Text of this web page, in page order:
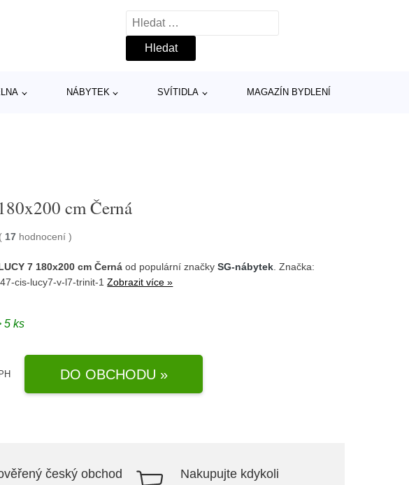
Vyhledávání
NÁBYTEK SVÍTIDLA MAGAZÍN BYDLENÍ
cm Černá
( 17 hodnocení)
7 180x200 cm Černá od populární značkySG-nábytek . Značka:
cis-lucy7-v-l7-trinit-1Zobrazit více »
5 ks
DO OBCHODU »
český obchod Nakupujte kdykoli